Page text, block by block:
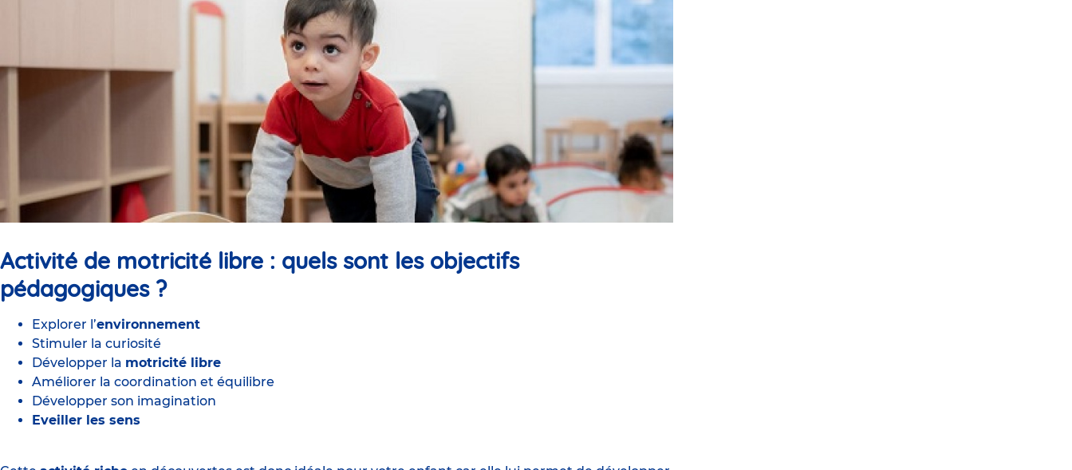
Activité de motricité libre : quels sont les objectifs
pédagogiques ?
Explorer l’environnement
Stimuler la curiosité
Développer la motricité libre
Améliorer la coordination et équilibre
Développer son imagination
Eveiller les sens